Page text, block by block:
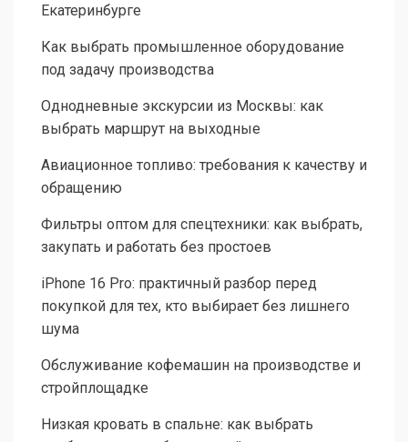
Екатеринбурге
Как выбрать промышленное оборудование
под задачу производства
Однодневные экскурсии из Москвы: как
выбрать маршрут на выходные
Авиационное топливо: требования к качеству и
обращению
Фильтры оптом для спецтехники: как выбрать,
закупать и работать без простоев
iPhone 16 Pro: практичный разбор перед
покупкой для тех, кто выбирает без лишнего
шума
Обслуживание кофемашин на производстве и
стройплощадке
Низкая кровать в спальне: как выбрать